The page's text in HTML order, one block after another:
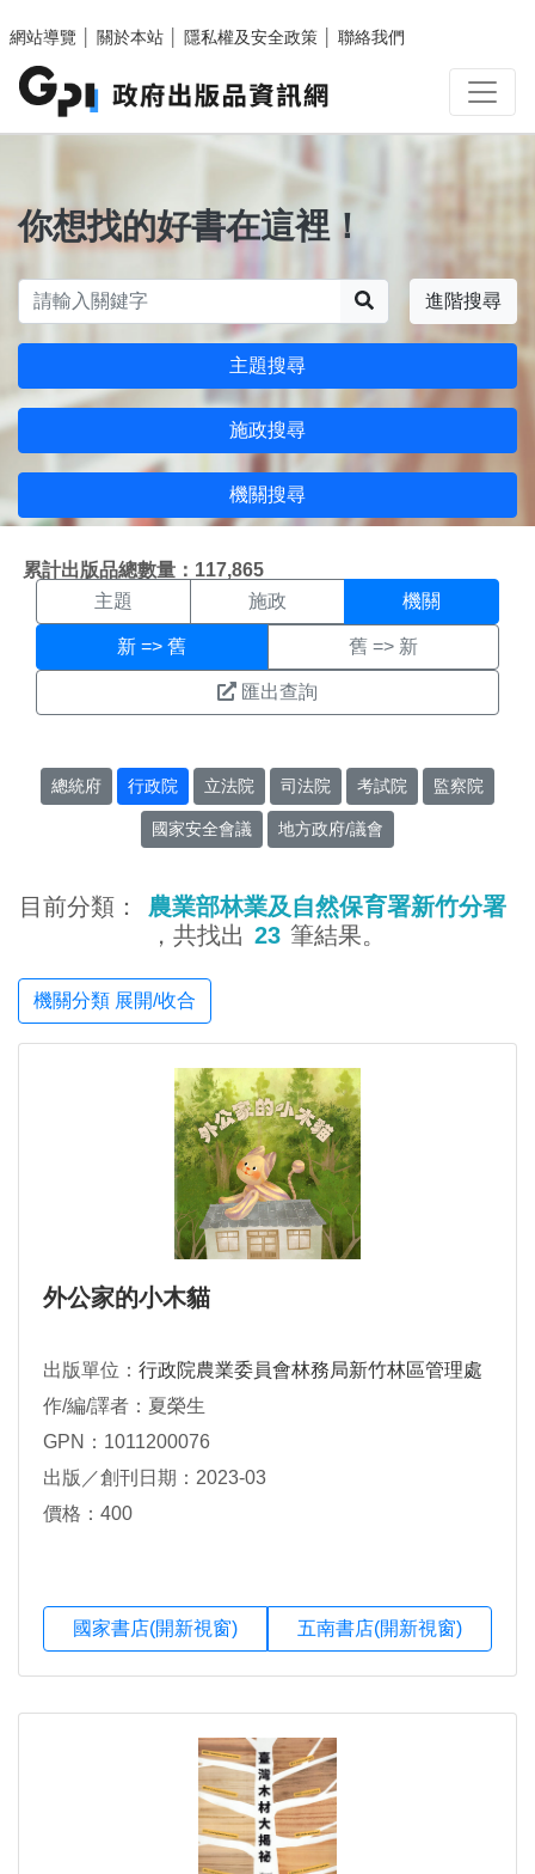
網站導覽
關於本站 隱私權及安全政策 聯絡我們
你想找的好書在這裡！
進階搜尋
主題搜尋
施政搜尋
機關搜尋
累計出版品總數量：117,865
機關搜尋結果頁面
主題 施政 機關
新 => 舊 舊 => 新
匯出查詢
總統府 行政院 立法院 司法院 考試院 監察院
國家安全會議 地方政府/議會
目前分類：
農業部林業及自然保育署新竹分署
，共找出 23 筆結果。
機關分類 展開/收合
外公家的小木貓
出版單位： 行政院農業委員會林務局新竹林區管理處
作/編/譯者：夏榮生
GPN：1011200076
出版／創刊日期：2023-03
價格：400
國家書店(開新視窗) 五南書店(開新視窗)